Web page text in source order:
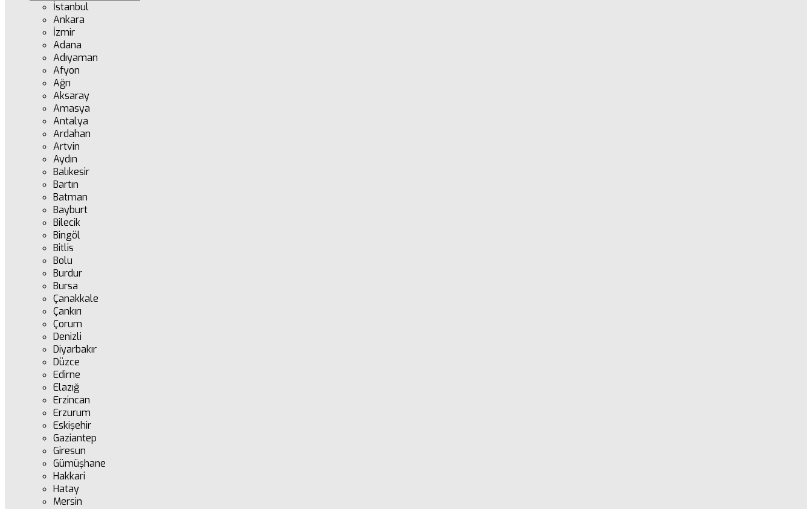
İstanbul
Ankara
İzmir
Adana
Adıyaman
Afyon
Ağrı
Aksaray
Amasya
Antalya
Ardahan
Artvin
Aydın
Balıkesir
Bartın
Batman
Bayburt
Bilecik
Bingöl
Bitlis
Bolu
Burdur
Bursa
Çanakkale
Çankırı
Çorum
Denizli
Diyarbakır
Düzce
Edirne
Elazığ
Erzincan
Erzurum
Eskişehir
Gaziantep
Giresun
Gümüşhane
Hakkari
Hatay
Mersin